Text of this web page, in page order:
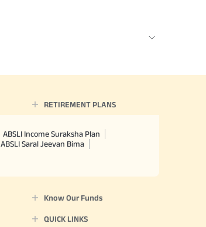
RETIREMENT PLANS
ABSLI Income Suraksha Plan
ABSLI Saral Jeevan Bima
Know Our Funds
QUICK LINKS